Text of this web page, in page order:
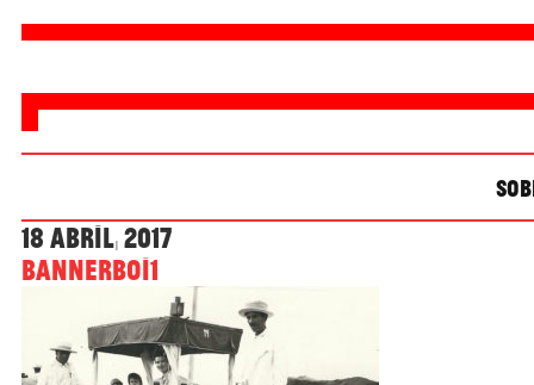
18 Abril, 2017
bannerBoi1